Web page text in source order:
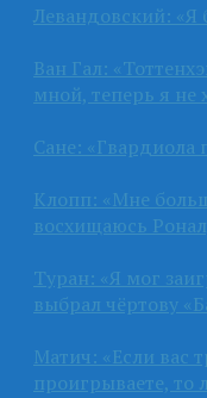
Левандовский: «Я
Ван Гал:
мной, теперь я не
Сане: «Гвардиола
Клопп: «Мне
восхищаюсь
Туран: «Я мог
выбрал чёртову
Матич: «Если вас
проигрываете, то